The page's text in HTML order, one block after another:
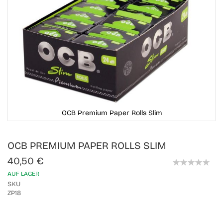
OCB PREMIUM PAPER ROLLS SLIM
40,50 €
AUF LAGER
SKU
ZP18
OCB Premium Paper Rolls Slim
to
beginning
of
images
gallery